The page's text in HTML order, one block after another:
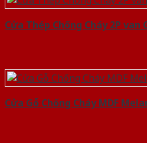
Cửa Thép Chống Cháy 2P van
Cửa Gỗ Chống Cháy MDF